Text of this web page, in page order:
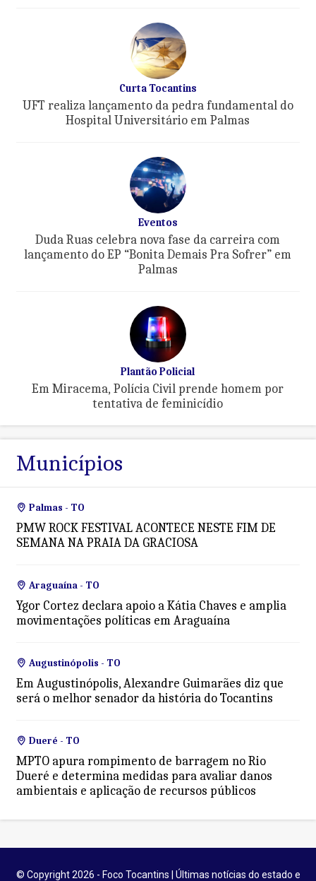
Curta Tocantins
UFT realiza lançamento da pedra fundamental do
Hospital Universitário em Palmas
Eventos
Duda Ruas celebra nova fase da carreira com
lançamento do EP “Bonita Demais Pra Sofrer” em
Palmas
Plantão Policial
Em Miracema, Polícia Civil prende homem por
tentativa de feminicídio
Municípios
Palmas - TO
PMW ROCK FESTIVAL ACONTECE NESTE FIM DE
SEMANA NA PRAIA DA GRACIOSA
Araguaína - TO
Ygor Cortez declara apoio a Kátia Chaves e amplia
movimentações políticas em Araguaína
Augustinópolis - TO
Em Augustinópolis, Alexandre Guimarães diz que
será o melhor senador da história do Tocantins
Dueré - TO
MPTO apura rompimento de barragem no Rio
Dueré e determina medidas para avaliar danos
ambientais e aplicação de recursos públicos
© Copyright 2026 - Foco Tocantins | Últimas notícias do estado e